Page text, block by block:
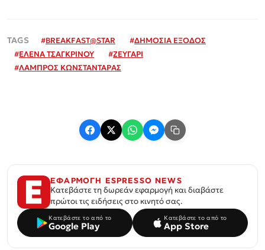
#BREAKFAST@STAR #ΔΗΜΟΣΙΑ ΕΞΟΔΟΣ
#ΕΛΕΝΑ ΤΣΑΓΚΡΙΝΟΥ #ΖΕΥΓΑΡΙ
#ΛΑΜΠΡΟΣ ΚΩΝΣΤΑΝΤΑΡΑΣ
ΕΦΑΡΜΟΓΗ ESPRESSO NEWS
Κατεβάστε τη δωρεάν εφαρμογή και διαβάστε
πρώτοι τις ειδήσεις στο κινητό σας.
Κατεβάστε το από το
Google Play
Κατεβάστε το από το
App Store